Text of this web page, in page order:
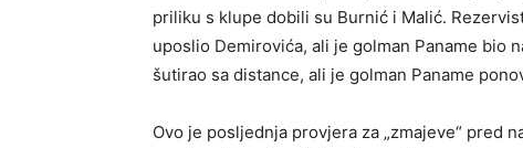
priliku s klupe dobili su Burnić i Malić.
uposlio Demirovića, ali je golman Paname bio
šutirao sa distance, ali je golman Paname
Ovo je posljednja provjera za „zmajeve“ pred